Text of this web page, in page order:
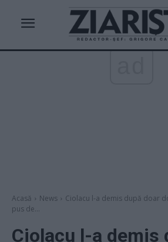
Acasă News
Ciolacu l-a demis după doar
pus de...
Ciolacu l-a demis